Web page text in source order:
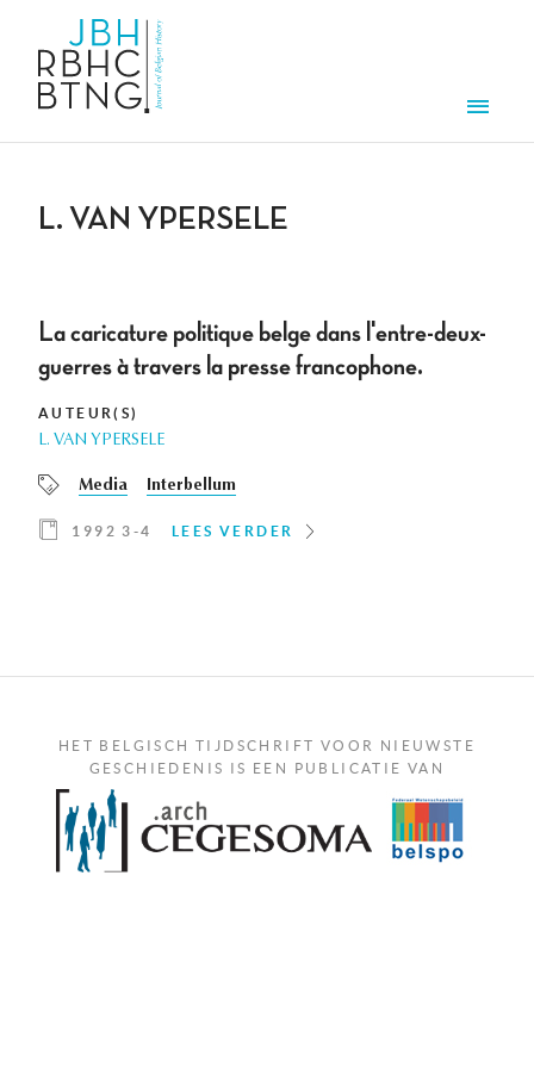
L. VAN YPERSELE
La caricature politique belge dans l'entre-deux-
guerres à travers la presse francophone.
AUTEUR(S)
L. VAN YPERSELE
Media Interbellum
1992 3-4 LEES VERDER
HET BELGISCH TIJDSCHRIFT VOOR NIEUWSTE
GESCHIEDENIS IS EEN PUBLICATIE VAN